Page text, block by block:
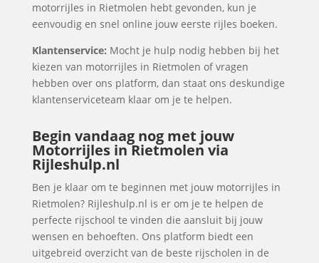
motorrijles in Rietmolen hebt gevonden, kun je
eenvoudig en snel online jouw eerste rijles boeken.
Klantenservice: Mocht je hulp nodig hebben bij het
kiezen van motorrijles in Rietmolen of vragen
hebben over ons platform, dan staat ons deskundige
klantenserviceteam klaar om je te helpen.
Begin vandaag nog met jouw
Motorrijles in Rietmolen via
Rijleshulp.nl
Ben je klaar om te beginnen met jouw motorrijles in
Rietmolen? Rijleshulp.nl is er om je te helpen de
perfecte rijschool te vinden die aansluit bij jouw
wensen en behoeften. Ons platform biedt een
uitgebreid overzicht van de beste rijscholen in de